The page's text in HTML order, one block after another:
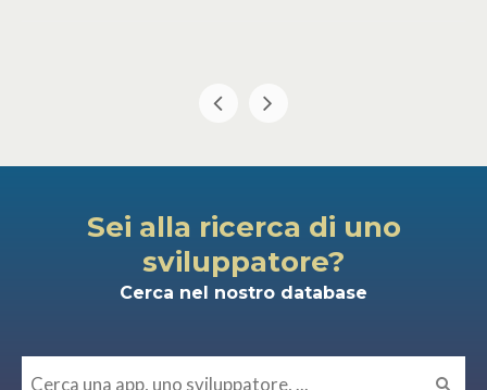
Sei alla ricerca di uno
sviluppatore?
Cerca nel nostro database